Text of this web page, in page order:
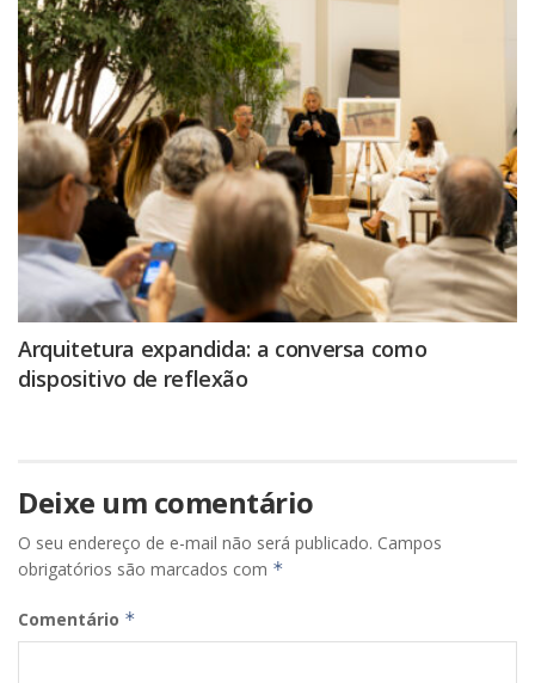
Arquitetura expandida: a conversa como
dispositivo de reflexão
Deixe um comentário
O seu endereço de e-mail não será publicado. Campos
obrigatórios são marcados com *
Comentário *